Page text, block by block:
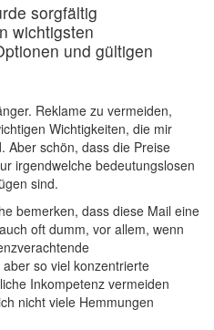
sorgfältig
wichtigsten
und gültigen
Reklame zu vermeiden,
Wichtigkeiten, die mir
Aber schön, dass die Preise
irgendwelche bedeutungslosen
sind.
bemerken, dass diese Mail eine
oft dumm, vor allem, wenn
so viel konzentrierte
Inkompetenz vermeiden
nicht viele Hemmungen